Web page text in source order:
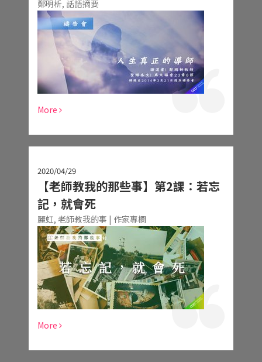
鄭明析, 話語摘要
More
2020/04/29
【老師教我的那些事】第2課：若忘
記，就會死
麗虹, 老師教我的事 | 作家專欄
More